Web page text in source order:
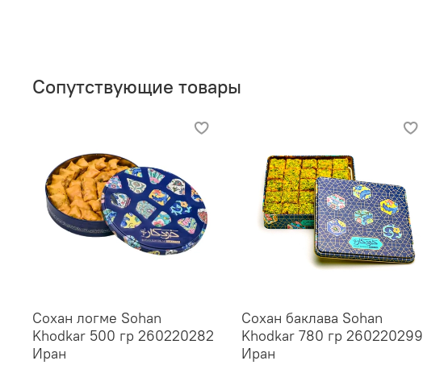
Сопутствующие товары
Сохан логме Sohan
Khodkar 500 гр 260220282
Иран
Сохан баклава Sohan
Khodkar 780 гр 260220299
Иран